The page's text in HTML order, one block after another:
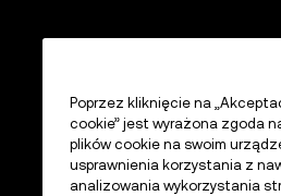
Poprzez kliknięcie na
cookie” jest wyrażona zgoda
plików cookie na swoim
usprawnienia korzystania z
analizowania wykorzystania